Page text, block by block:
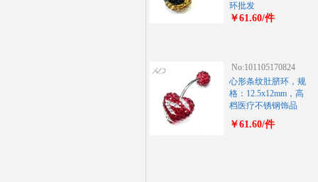
环批发
￥61.60/件
No:101105170824
心形条纹肚脐环，规
格：12.5x12mm，高
档医疗不锈钢饰品
￥61.60/件